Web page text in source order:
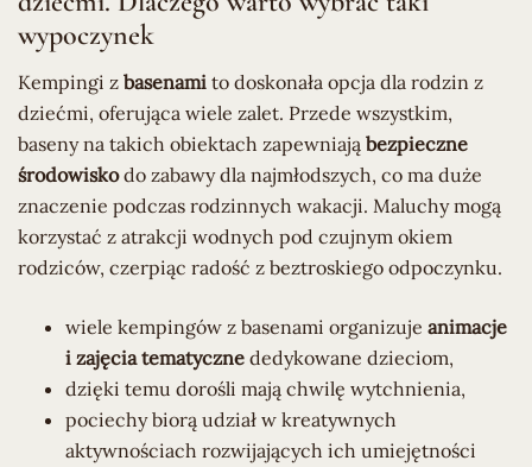
wypoczynek
Kempingi z basenami to doskonała opcja dla rodzin z
dziećmi, oferująca wiele zalet. Przede wszystkim,
baseny na takich obiektach zapewniają bezpieczne
środowiskodo zabawy dla najmłodszych, co ma duże
znaczenie podczas rodzinnych wakacji. Maluchy mogą
korzystać z atrakcji wodnych pod czujnym okiem
rodziców, czerpiąc radość z beztroskiego odpoczynku.
wiele kempingów z basenami organizuje animacje
i zajęcia tematyczne dedykowane dzieciom,
dzięki temu dorośli mają chwilę wytchnienia,
pociechy biorą udział w kreatywnych
aktywnościach rozwijających ich umiejętności